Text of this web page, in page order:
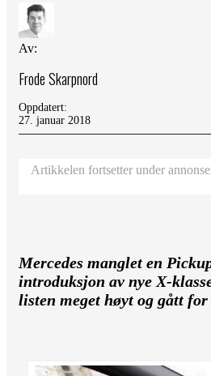
Av:
Frode Skarpnord
Oppdatert:
27. januar 2018
Artikkelen fortsetter under
Mercedes manglet en
introduksjon av nye X-
listen meget høyt og gått